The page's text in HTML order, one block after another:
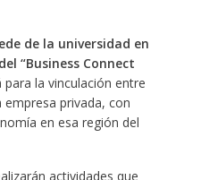
de la universidad en
“Business Connect
la vinculación entre
privada, con
en esa región del
actividades que